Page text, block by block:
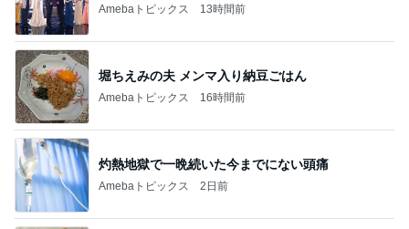
Amebaトピックス 13時間前
堀ちえみの夫 メンマ入り納豆ごはん
Amebaトピックス 16時間前
灼熱地獄で一晩続いた今までにない頭痛
Amebaトピックス 2日前